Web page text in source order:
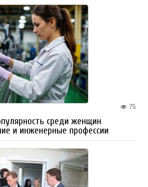
75
среди женщин
и инженерные профессии